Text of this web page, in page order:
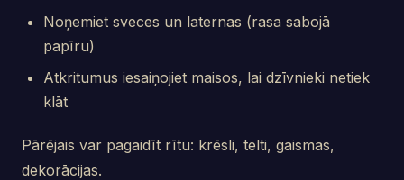
Noņemiet sveces un laternas (rasa sabojā
papīru)
Atkritumus iesaiņojiet maisos, lai dzīvnieki netiek
klāt
Pārējais var pagaidīt rītu: krēsli, telti, gaismas,
dekorācijas.